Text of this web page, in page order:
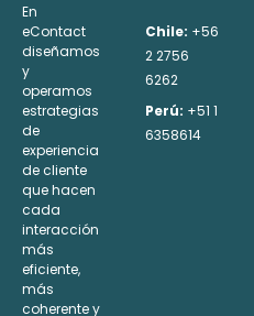
En
eContact
diseñamos
y
operamos
estrategias
de
experiencia
de cliente
que hacen
cada
interacción
más
eficiente,
más
coherente y
Chile: +56
2 2756
6262
Perú: +51 1
6358614